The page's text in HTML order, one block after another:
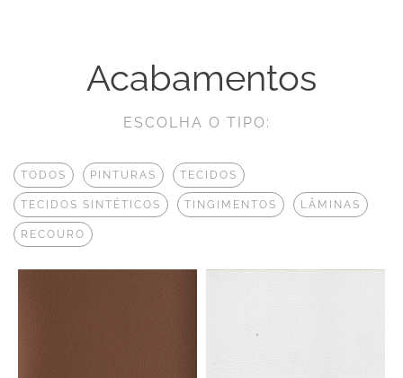
Acabamentos
ESCOLHA O TIPO:
TODOS PINTURAS TECIDOS
TECIDOS SINTÉTICOS TINGIMENTOS LÂMINAS
RECOURO